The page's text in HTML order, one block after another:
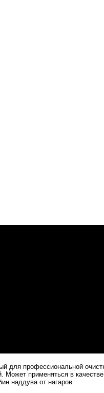
для профессиональной
применяться в качестве
наддува от нагаров.